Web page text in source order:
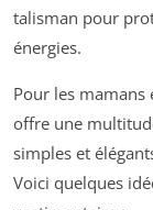
talisman pour
énergies.
Pour les mamans
offre une
simples et
Voici quelques